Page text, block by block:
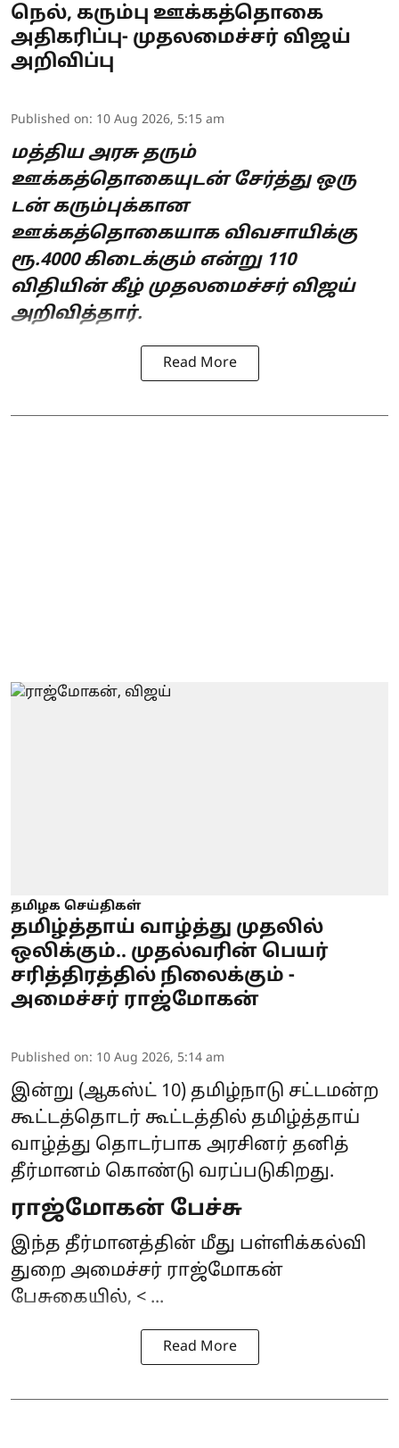
நெல், கரும்பு ஊக்கத்தொகை
அதிகரிப்பு- முதலமைச்சர் விஜய்
அறிவிப்பு
Published on: 10 Aug 2026, 5:15 am
மத்திய அரசு தரும்
ஊக்கத்தொகையுடன் சேர்த்து ஒரு
டன் கரும்புக்கான
ஊக்கத்தொகையாக விவசாயிக்கு
ரூ.4000 கிடைக்கும் என்று 110
விதியின் கீழ் முதலமைச்சர் விஜய்
அறிவித்தார்.
Read More
தமிழக செய்திகள்
தமிழ்த்தாய் வாழ்த்து முதலில்
ஒலிக்கும்.. முதல்வரின் பெயர்
சரித்திரத்தில் நிலைக்கும் -
அமைச்சர் ராஜ்மோகன்
Published on: 10 Aug 2026, 5:14 am
இன்று (ஆகஸ்ட் 10) தமிழ்நாடு சட்டமன்ற
கூட்டத்தொடர் கூட்டத்தில் தமிழ்த்தாய்
வாழ்த்து தொடர்பாக அரசினர் தனித்
தீர்மானம் கொண்டு வரப்படுகிறது.
ராஜ்மோகன் பேச்சு
இந்த தீர்மானத்தின் மீது பள்ளிக்கல்வி
துறை அமைச்சர் ராஜ்மோகன்
பேசுகையில், < ...
Read More